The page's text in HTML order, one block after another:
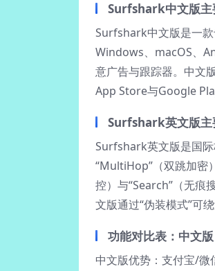
Surfshark中文版主
Surfshark中文版是一
Windows、macOS、
意广告与跟踪器。中文
App Store与Google
Surfshark英文版主
Surfshark英文版是国
“MultiHop”（双跳加密
控）与“Search”（无痕
文版通过“伪装模式”可绕
功能对比表：中文
中文版优势：支付宝/微